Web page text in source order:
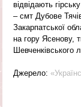
відвідають
– смт Дубове
Закарпатської
на гору Ясенову,
Шевченківського
Джерело: